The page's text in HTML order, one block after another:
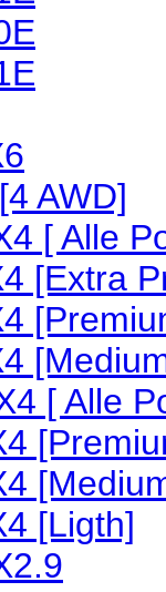
AWD]
[ Alle
[Extra
[ Alle
[Ligth]